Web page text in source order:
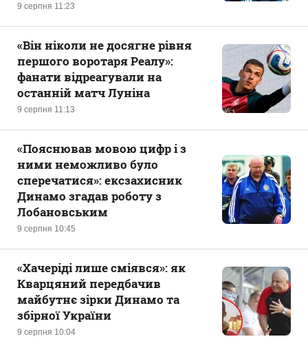
9 серпня 11:23
9 серпня 11:13
«Він ніколи не досягне рівня
першого воротаря Реалу»:
фанати відреагували на
останній матч Луніна
9 серпня 10:45
«Пояснював мовою цифр і з
ними неможливо було
сперечатися»: ексзахисник
Динамо згадав роботу з
Лобановським
9 серпня 10:04
«Хачеріді лише сміявся»: як
Кварцяний передбачив
майбутнє зірки Динамо та
збірної України